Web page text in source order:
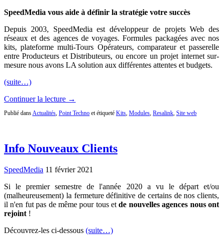
SpeedMedia vous aide à définir la stratégie votre succès
Depuis 2003, SpeedMedia est développeur de projets Web des
réseaux et des agences de voyages. Formules packagées avec nos
kits, plateforme multi-Tours Opérateurs, comparateur et passerelle
entre Producteurs et Distributeurs, ou encore un projet internet sur-
mesure nous avons LA solution aux différentes attentes et budgets.
(suite…)
Continuer la lecture →
Publié dans Actualités Point Techno et étiqueté Kits Modules Resalink Site web
Info Nouveaux Clients
SpeedMedia 11 février 2021
Si le premier semestre de l'année 2020 a vu le départ et/ou
(malheureusement) la fermeture définitive de certains de nos clients,
il n'en fut pas de même pour tous etde nouvelles agences nous ont
rejoint !
Découvrez-les ci-dessous (suite…)